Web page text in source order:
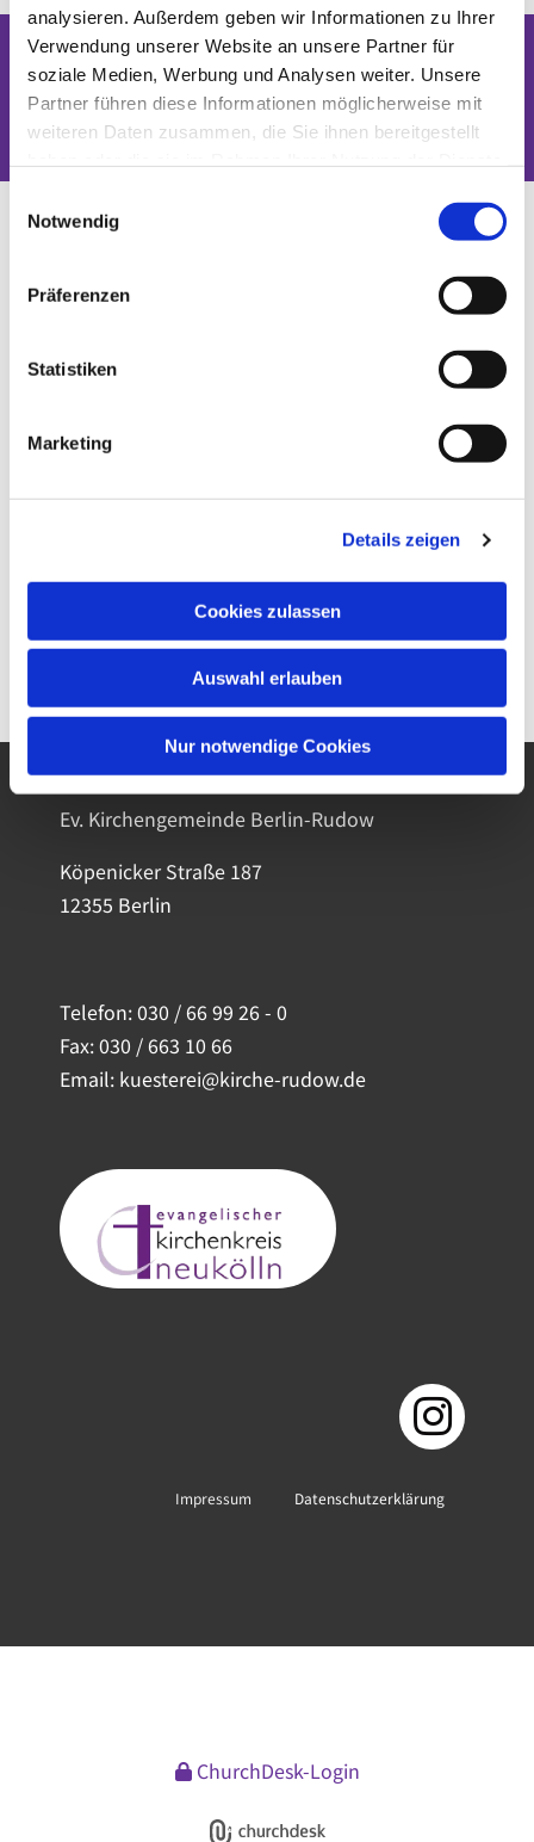
analysieren. Außerdem geben wir Informationen zu Ihrer
Verwendung unserer Website an unsere Partner für
soziale Medien, Werbung und Analysen weiter. Unsere
Partner führen diese Informationen möglicherweise mit
weiteren Daten zusammen, die Sie ihnen bereitgestellt
Notwendig
Präferenzen
Statistiken
Marketing
Details zeigen
Cookies zulassen
Auswahl erlauben
Nur notwendige Cookies
Dies könnte Sie auch interessieren
Ev. Kirchengemeinde Berlin-Rudow
Köpenicker Straße 187
12355 Berlin
Telefon:030 / 66 99 26 - 0
Fax: 030 / 663 10 66
Email: kuesterei@kirche-rudow.de
Impressum Datenschutzerklärung
ChurchDesk-Login